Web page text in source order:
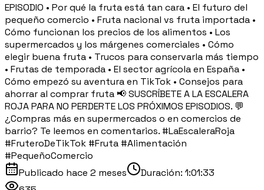
EPISODIO • Por qué la fruta está tan cara • El futuro del
pequeño comercio • Fruta nacional vs fruta importada •
Cómo funcionan los precios de los alimentos • Los
supermercados y los márgenes comerciales • Cómo
elegir buena fruta • Trucos para conservarla más tiempo
• Frutas de temporada • El sector agrícola en España •
Cómo empezó su aventura en TikTok • Consejos para
ahorrar al comprar fruta 📢 SUSCRÍBETE A LA ESCALERA
ROJA PARA NO PERDERTE LOS PRÓXIMOS EPISODIOS. 💬
¿Compras más en supermercados o en comercios de
barrio? Te leemos en comentarios. #LaEscaleraRoja
#FruteroDeTikTok #Fruta #Alimentación
#PequeñoComercio
Publicado hace 2 meses Duración: 1:01:33